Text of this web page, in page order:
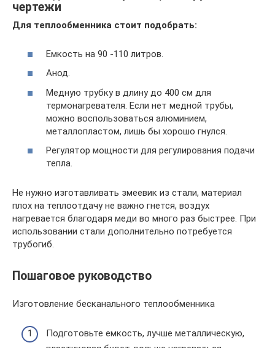
чертежи
Для теплообменника стоит подобрать:
Емкость на 90 -110 литров.
Анод.
Медную трубку в длину до 400 см для
термонагревателя. Если нет медной трубы,
можно воспользоваться алюминием,
металлопластом, лишь бы хорошо гнулся.
Регулятор мощности для регулирования подачи
тепла.
Не нужно изготавливать змеевик из стали, материал
плох на теплоотдачу не важно гнется, воздух
нагревается благодаря меди во много раз быстрее. При
использовании стали дополнительно потребуется
трубогиб.
Пошаговое руководство
Изготовление бесканального теплообменника
Подготовьте емкость, лучше металлическую,